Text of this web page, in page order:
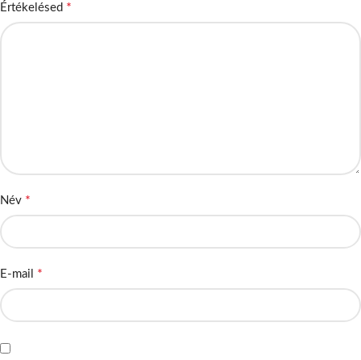
Értékelésed *
Név *
E-mail *